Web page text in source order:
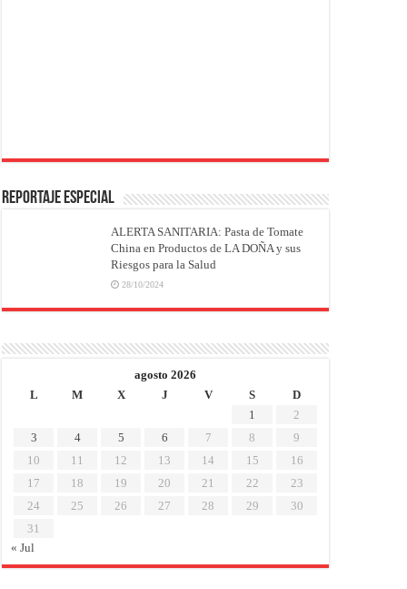
REPORTAJE ESPECIAL
ALERTA SANITARIA: Pasta de Tomate
China en Productos de LA DOÑA y sus
Riesgos para la Salud
28/10/2024
agosto 2026
L
M X J V S
D
1
2
3
4 5 6 7 8
9
10
11 12 13 14 15
16
17
18 19 20 21 22
23
24
25 26 27 28 29
30
31
« Jul